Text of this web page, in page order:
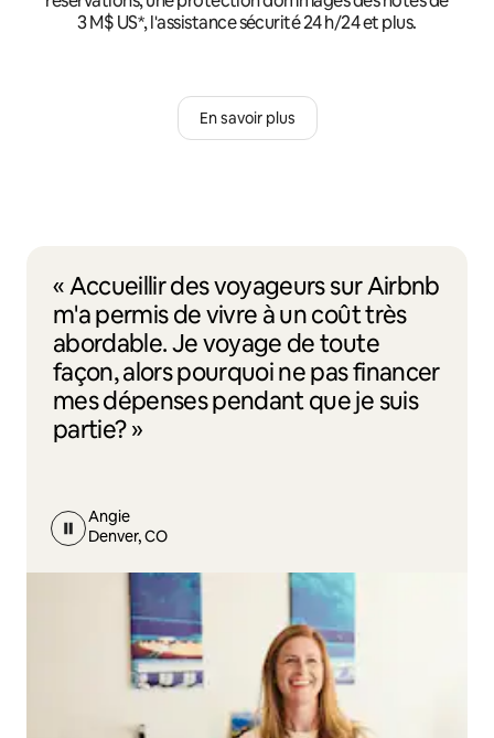
3 M$ US*, l'assistance sécurité 24 h/24 et plus.
En savoir plus
« Accueillir des voyageurs sur Airbnb
m'a permis de vivre à un coût très
abordable. Je voyage de toute
façon, alors pourquoi ne pas financer
mes dépenses pendant que je suis
partie? »
Angie
Denver, CO